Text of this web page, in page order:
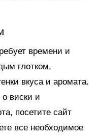
времени и
глотком,
вкуса и аромата.
виски и
посетите сайт
все необходимое